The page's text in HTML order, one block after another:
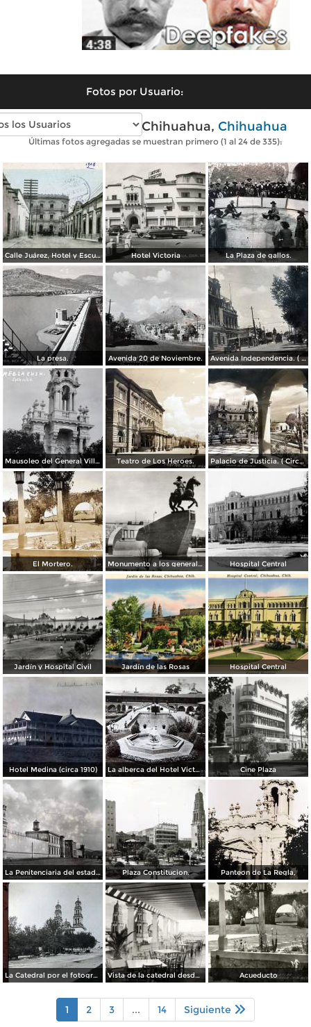
Fotos por Usuario:
Fotos antiguas de Chihuahua, Chihuahua
Últimas fotos agregadas se muestran primero (1 al 24 de 335):
Calle Juárez, Hotel y Escuela Oficial No. 136 Hotel Victoria La Plaza de gallos.
La presa. Avenida 20 de Noviembre. Avenida Independencia. ( Circulada el 12 de Abril de 1929 ).
Mausoleo del General Villa en el panteon de La Regla ( Circulada el 11 de Junio de 1921 ). Teatro de Los Heroes. Palacio de Justicia. ( Circulada el 1 deDiciembre de 1946 ).
El Mortero. Monumento a los generales de la División del Norte Hospital Central
Jardín y Hospital Civil Jardín de las Rosas Hospital Central
Hotel Medina (circa 1910) La alberca del Hotel Victoria. Cine Plaza
La Penitenciaria del estado. Plaza Constitucion. Panteon de La Regla,
La Catedral por el fotografo William H. Rau.. Vista de la catedral desde el Hotel Palacio Hilton Acueducto
1 2 3 ... 14 Siguiente